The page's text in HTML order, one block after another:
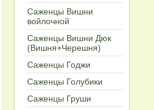
Саженцы Вишни
войлочной
Саженцы Вишни Дюк
(Вишня+Черешня)
Саженцы Годжи
Саженцы Голубики
Саженцы Груши